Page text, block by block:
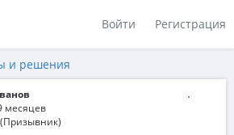
Войти Регистрация
и решения
месяцев